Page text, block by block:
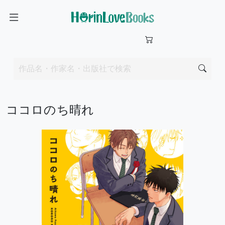
ココロのち晴れ